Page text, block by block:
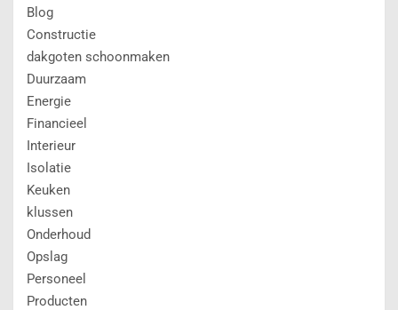
Blog
Constructie
dakgoten schoonmaken
Duurzaam
Energie
Financieel
Interieur
Isolatie
Keuken
klussen
Onderhoud
Opslag
Personeel
Producten